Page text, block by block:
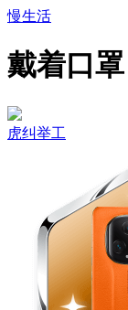
慢生活
戴着口罩
虎纠举工